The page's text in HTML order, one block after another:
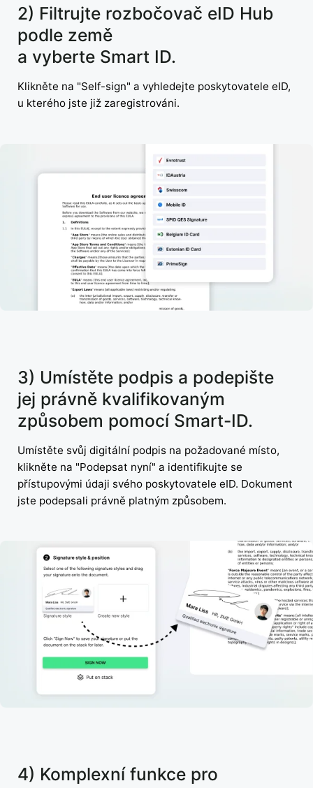
2) Filtrujte rozbočovač eID Hub
podle země
a vyberte Smart ID.
Klikněte na "Self-sign" a vyhledejte poskytovatele eID,
u kterého jste již zaregistrováni.
3) Umístěte podpis a podepište
jej právně kvalifikovaným
způsobem pomocí Smart-ID.
Umístěte svůj digitální podpis na požadované místo,
klikněte na "Podepsat nyní" a identifikujte se
přístupovými údaji svého poskytovatele eID. Dokument
jste podepsali právně platným způsobem.
4) Komplexní funkce pro